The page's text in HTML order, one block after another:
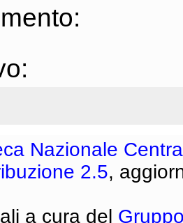
Nazionale
2.5,
a cura del